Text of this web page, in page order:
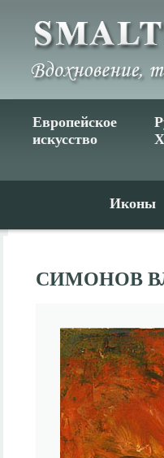
Европейское
искусство
Иконы
СИМОНОВ